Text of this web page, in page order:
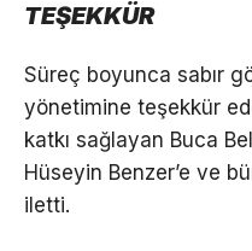
TEŞEKKÜR
Süreç boyunca sabır
yönetimine teşekkür
katkı sağlayan Buca
Hüseyin Benzer’e ve
iletti.